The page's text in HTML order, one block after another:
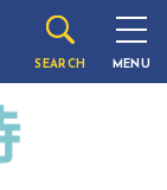
SEARCH MENU